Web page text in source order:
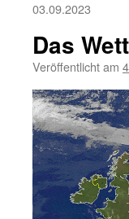
03.09.2023
Das
Veröffentlicht am